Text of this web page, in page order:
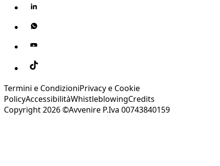
Termini e CondizioniPrivacy e Cookie
PolicyAccessibilitàWhistleblowingCredits
Copyright 2026 ©Avvenire P.Iva 00743840159